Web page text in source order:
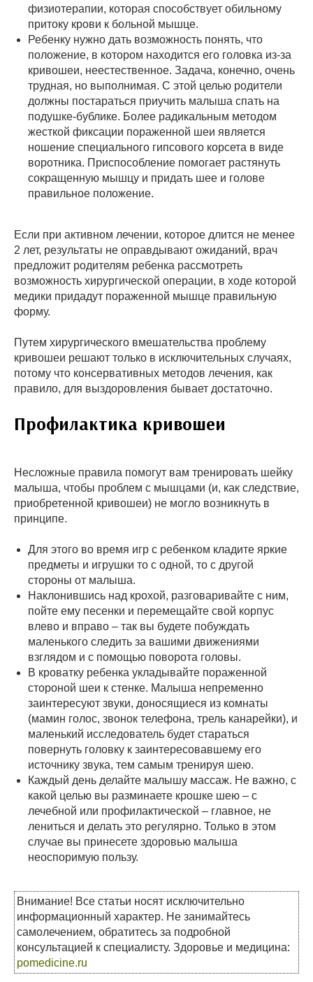
физиотерапии, которая способствует обильному
притоку крови к больной мышце.
Ребенку нужно дать возможность понять, что
положение, в котором находится его головка из-за
кривошеи, неестественное. Задача, конечно, очень
трудная, но выполнимая. С этой целью родители
должны постараться приучить малыша спать на
подушке-бублике. Более радикальным методом
жесткой фиксации пораженной шеи является
ношение специального гипсового корсета в виде
воротника. Приспособление помогает растянуть
сокращенную мышцу и придать шее и голове
правильное положение.
Если при активном лечении, которое длится не менее
2 лет, результаты не оправдывают ожиданий, врач
предложит родителям ребенка рассмотреть
возможность хирургической операции, в ходе которой
медики придадут пораженной мышце правильную
форму.
Путем хирургического вмешательства проблему
кривошеи решают только в исключительных случаях,
потому что консервативных методов лечения, как
правило, для выздоровления бывает достаточно.
Профилактика кривошеи
Несложные правила помогут вам тренировать шейку
малыша, чтобы проблем с мышцами (и, как следствие,
приобретенной кривошеи) не могло возникнуть в
принципе.
Для этого во время игр с ребенком кладите яркие
предметы и игрушки то с одной, то с другой
стороны от малыша.
Наклонившись над крохой, разговаривайте с ним,
пойте ему песенки и перемещайте свой корпус
влево и вправо – так вы будете побуждать
маленького следить за вашими движениями
взглядом и с помощью поворота головы.
В кроватку ребенка укладывайте пораженной
стороной шеи к стенке. Малыша непременно
заинтересуют звуки, доносящиеся из комнаты
(мамин голос, звонок телефона, трель канарейки), и
маленький исследователь будет стараться
повернуть головку к заинтересовавшему его
источнику звука, тем самым тренируя шею.
Каждый день делайте малышу массаж. Не важно, с
какой целью вы разминаете крошке шею – с
лечебной или профилактической – главное, не
лениться и делать это регулярно. Только в этом
случае вы принесете здоровью малыша
неоспоримую пользу.
Внимание! Все статьи носят исключительно
информационный характер. Не занимайтесь
самолечением, обратитесь за подробной
консультацией к специалисту. Здоровье и медицина:
pomedicine.ru